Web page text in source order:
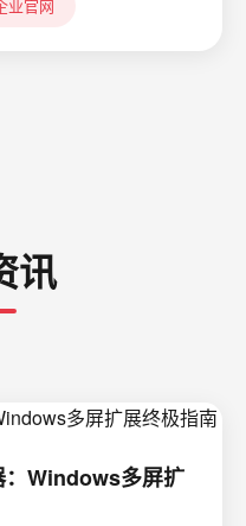
业官网
讯
：Windows多屏扩